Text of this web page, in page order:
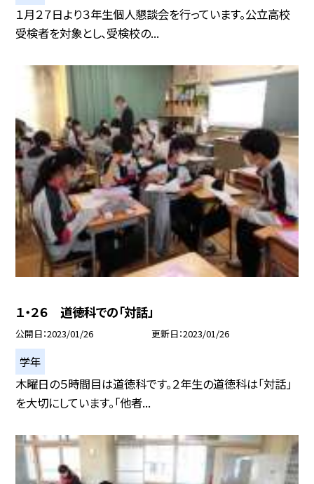
１月２７日より３年生個人懇談会を行っています。公立高校
受検者を対象とし、受検校の...
１・２６ 道徳科での「対話」
公開日 2023/01/26 更新日 2023/01/26
学年
木曜日の５時間目は道徳科です。２年生の道徳科は「対話」
を大切にしています。「他者...